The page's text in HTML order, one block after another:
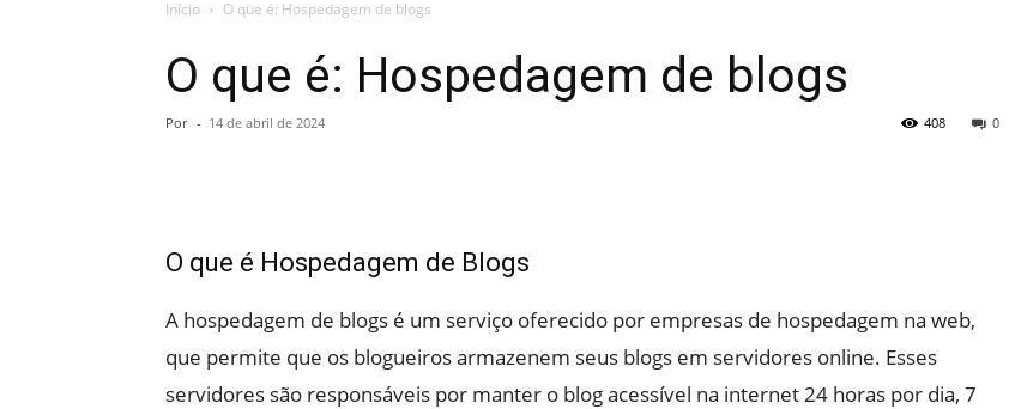
Início O que é: Hospedagem de blogs
O que é: Hospedagem de blogs
Por - 14 de abril de 2024 0
408
O que é Hospedagem de Blogs
A hospedagem de blogs é um serviço oferecido por empresas de hospedagem na web,
que permite que os blogueiros armazenem seus blogs em servidores online. Esses
servidores são responsáveis por manter o blog acessível na internet 24 horas por dia, 7